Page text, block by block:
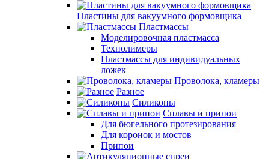
Пластины для вакуумного формовщика
Пластмассы
Моделировочная пластмасса
Техполимеры
Пластмассы для индивидуальных
ложек
Проволока, кламеры
Разное
Силиконы
Сплавы и припои
Для бюгельного протезирования
Для коронок и мостов
Припои